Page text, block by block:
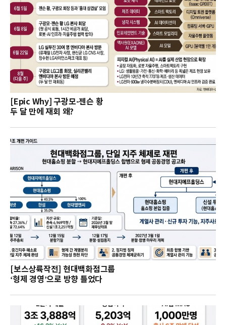
[Epic Why] 구광모-젠슨 황
두 달 만에 재회 왜?
[보스상륙작전] 현대백화점그룹
‘형제 경영’으로 방향 틀었다